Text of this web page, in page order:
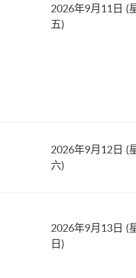
2026年9月11日 (
五)
2026年9月12日 (
六)
2026年9月13日 (
日)